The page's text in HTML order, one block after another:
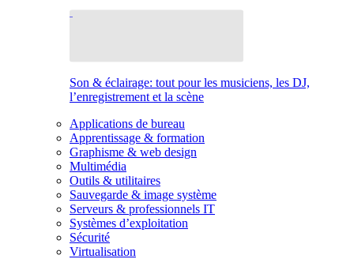
Son & éclairage: tout pour les musiciens, les DJ,
l’enregistrement et la scène
Applications de bureau
Apprentissage & formation
Graphisme & web design
Multimédia
Outils & utilitaires
Sauvegarde & image système
Serveurs & professionnels IT
Systèmes d’exploitation
Sécurité
Virtualisation